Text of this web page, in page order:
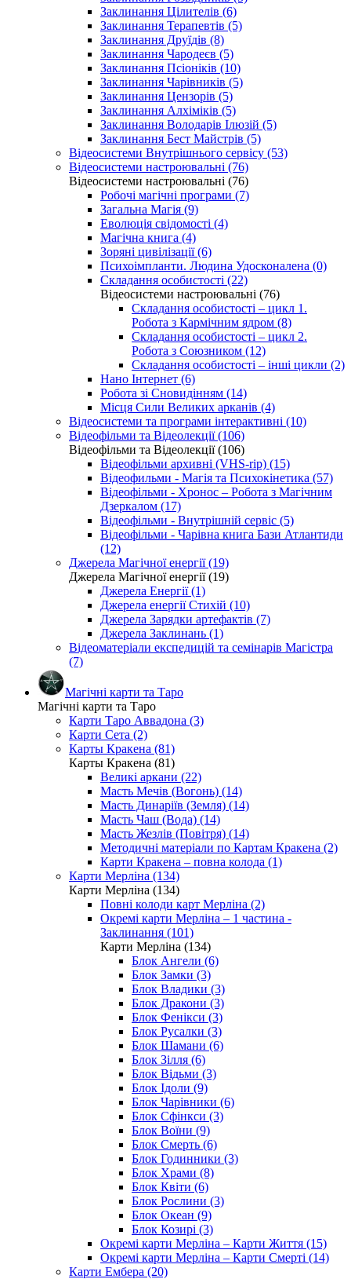
Заклинання Цілителів (6)
Заклинання Терапевтів (5)
Заклинання Друїдів (8)
Заклинання Чародеєв (5)
Заклинання Псіоніків (10)
Заклинання Чарівників (5)
Заклинання Цензорів (5)
Заклинання Алхіміків (5)
Заклинання Володарів Ілюзій (5)
Заклинання Бест Майстрів (5)
Відеосистеми Внутрішнього сервісу (53)
Відеосистеми настроювальні (76)
Відеосистеми настроювальні (76)
Робочі магічні програми (7)
Загальна Магія (9)
Еволюція свідомості (4)
Магічна книга (4)
Зоряні цивілізації (6)
Психоімпланти. Людина Удосконалена (0)
Складання особистості (22)
Відеосистеми настроювальні (76)
Складання особистості – цикл 1.
Робота з Кармічним ядром (8)
Складання особистості – цикл 2.
Робота з Союзником (12)
Складання особистості – інші цикли (2)
Нано Інтернет (6)
Робота зі Сновидінням (14)
Місця Сили Великих арканів (4)
Відеосистеми та програми інтерактивні (10)
Відеофільми та Відеолекції (106)
Відеофільми та Відеолекції (106)
Відеофільми архивні (VHS-rip) (15)
Відеофильми - Магія та Психокінетика (57)
Відеофільми - Хронос – Робота з Магічним
Дзеркалом (17)
Відеофільми - Внутрішній сервіс (5)
Відеофільми - Чарівна книга Бази Атлантиди
(12)
Джерела Магічної енергії (19)
Джерела Магічної енергії (19)
Джерела Енергії (1)
Джерела енергії Стихій (10)
Джерела Зарядки артефактів (7)
Джерела Заклинань (1)
Відеоматеріали експедицій та семінарів Магістра
(7)
Магічні карти та Таро
Магічні карти та Таро
Карти Таро Аввадона (3)
Карти Сета (2)
Карты Кракена (81)
Карты Кракена (81)
Великі аркани (22)
Масть Мечів (Вогонь) (14)
Масть Динаріїв (Земля) (14)
Масть Чаш (Вода) (14)
Масть Жезлів (Повітря) (14)
Методичні матеріали по Картам Кракена (2)
Карти Кракена – повна колода (1)
Карти Мерліна (134)
Карти Мерліна (134)
Повні колоди карт Мерліна (2)
Окремі карти Мерліна – 1 частина -
Заклинання (101)
Карти Мерліна (134)
Блок Ангели (6)
Блок Замки (3)
Блок Владики (3)
Блок Дракони (3)
Блок Фенікси (3)
Блок Русалки (3)
Блок Шамани (6)
Блок Зілля (6)
Блок Відьми (3)
Блок Ідоли (9)
Блок Чарівники (6)
Блок Сфінкси (3)
Блок Воїни (9)
Блок Смерть (6)
Блок Годинники (3)
Блок Храми (8)
Блок Квіти (6)
Блок Рослини (3)
Блок Океан (9)
Блок Козирі (3)
Окремі карти Мерліна – Карти Життя (15)
Окремі карти Мерліна – Карти Смерті (14)
Карти Ембера (20)